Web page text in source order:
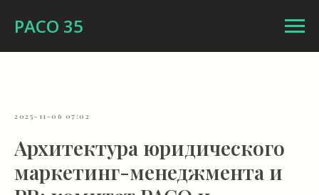
РАСО 35
2025-11-06 07:02
Архитектура юридического
маркетинг-менеджмента и